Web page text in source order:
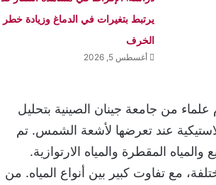
يرتبط بتغيرات في الدماغ وزيادة خطر
الخرف
أغسطس 5, 2026
من جامعة جينان الصينية بتحليل
عند تعرضها لأشعة الشمس. تم
المقطرة والمياه الارتوازية.
مع تفاوت كبير بين أنواع المياه. من